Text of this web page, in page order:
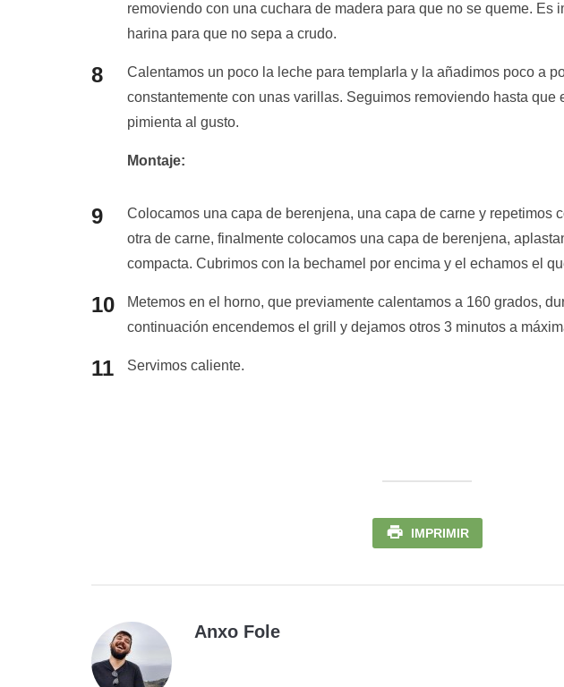
removiendo con una cuchara de madera para que no se queme. Es
harina para que no sepa a crudo.
Calentamos un poco la leche para templarla y la añadimos poco a
constantemente con unas varillas. Seguimos removiendo hasta que
pimienta al gusto.
Montaje:
Colocamos una capa de berenjena, una capa de carne y repetimos
otra de carne, finalmente colocamos una capa de berenjena,
compacta. Cubrimos con la bechamel por encima y el echamos el
Metemos en el horno, que previamente calentamos a 160 grados,
continuación encendemos el grill y dejamos otros 3 minutos a
Servimos caliente.
IMPRIMIR
Anxo Fole